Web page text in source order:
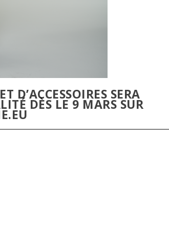
D’ACCESSOIRES SERA
DÈS LE 9 MARS SUR